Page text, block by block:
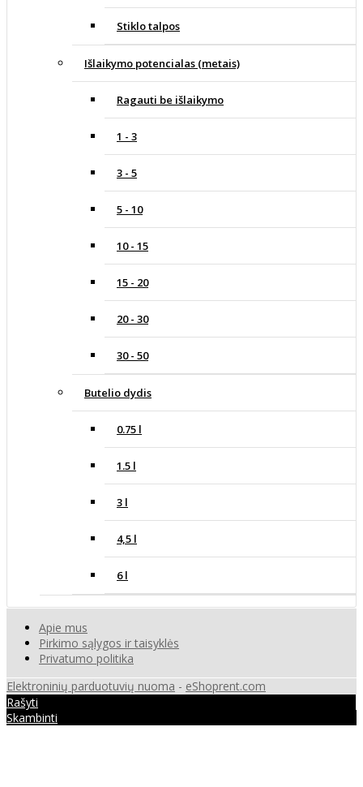
Stiklo talpos
Išlaikymo potencialas (metais)
Ragauti be išlaikymo
1 - 3
3 - 5
5 - 10
10 - 15
15 - 20
20 - 30
30 - 50
Butelio dydis
0.75 l
1.5 l
3 l
4,5 l
6 l
Apie mus
Pirkimo sąlygos ir taisyklės
Privatumo politika
Elektroninių parduotuvių nuoma - eShoprent.com
Rašyti
Skambinti